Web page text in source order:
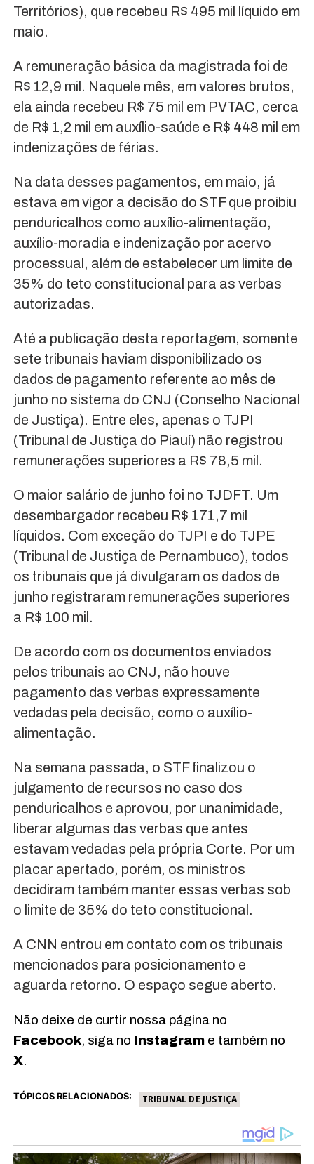
Territórios), que recebeu R$ 495 mil líquido em
maio.
A remuneração básica da magistrada foi de
R$ 12,9 mil. Naquele mês, em valores brutos,
ela ainda recebeu R$ 75 mil em PVTAC, cerca
de R$ 1,2 mil em auxílio-saúde e R$ 448 mil em
indenizações de férias.
Na data desses pagamentos, em maio, já
estava em vigor a decisão do STF que proibiu
penduricalhos como auxílio-alimentação,
auxílio-moradia e indenização por acervo
processual, além de estabelecer um limite de
35% do teto constitucional para as verbas
autorizadas.
Até a publicação desta reportagem, somente
sete tribunais haviam disponibilizado os
dados de pagamento referente ao mês de
junho no sistema do CNJ (Conselho Nacional
de Justiça). Entre eles, apenas o TJPI
(Tribunal de Justiça do Piauí) não registrou
remunerações superiores a R$ 78,5 mil.
O maior salário de junho foi no TJDFT. Um
desembargador recebeu R$ 171,7 mil
líquidos. Com exceção do TJPI e do TJPE
(Tribunal de Justiça de Pernambuco), todos
os tribunais que já divulgaram os dados de
junho registraram remunerações superiores
a R$ 100 mil.
De acordo com os documentos enviados
pelos tribunais ao CNJ, não houve
pagamento das verbas expressamente
vedadas pela decisão, como o auxílio-
alimentação.
Na semana passada, o STF finalizou o
julgamento de recursos no caso dos
penduricalhos e aprovou, por unanimidade,
liberar algumas das verbas que antes
estavam vedadas pela própria Corte. Por um
placar apertado, porém, os ministros
decidiram também manter essas verbas sob
o limite de 35% do teto constitucional.
A CNN entrou em contato com os tribunais
mencionados para posicionamento e
aguarda retorno. O espaço segue aberto.
Não deixe de curtir nossa página no
Facebook, siga no Instagrame também no
X.
TÓPICOS RELACIONADOS: TRIBUNAL DE JUSTIÇA